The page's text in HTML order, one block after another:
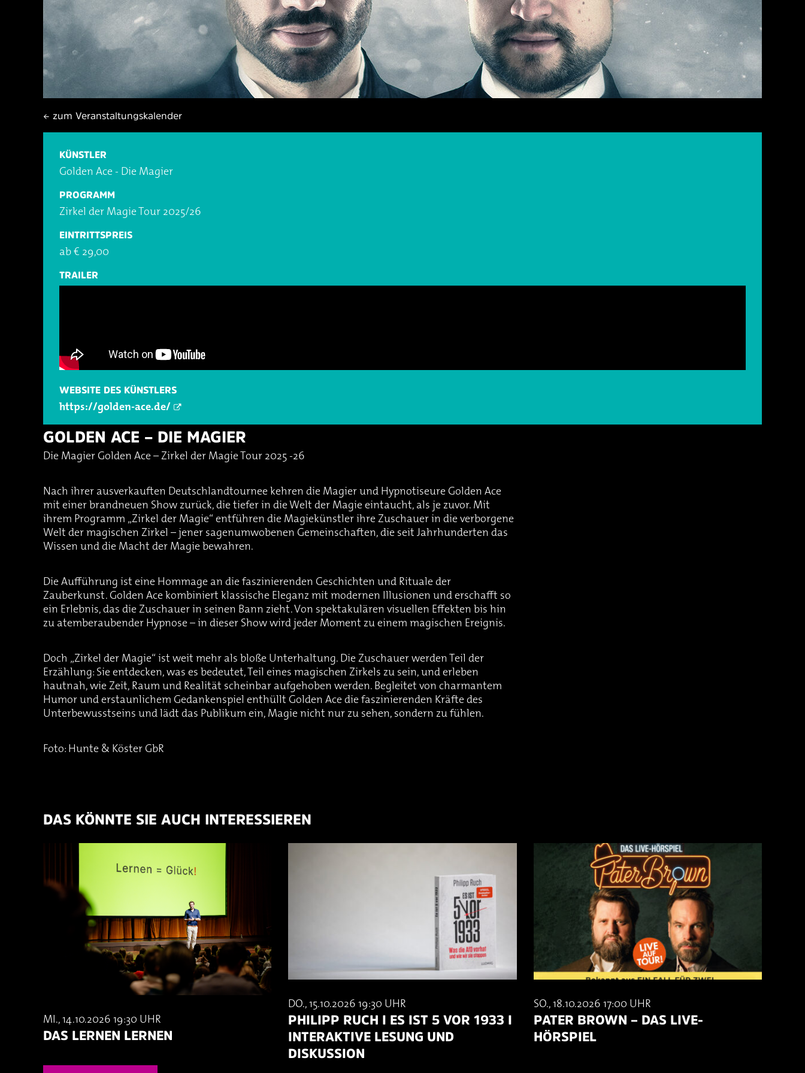
← zum Veranstaltungskalender
KÜNSTLER
Golden Ace - Die Magier
PROGRAMM
Zirkel der Magie Tour 2025/26
EINTRITTSPREIS
ab € 29,00
TRAILER
WEBSITE DES KÜNSTLERS
https://golden-ace.de/
GOLDEN ACE – DIE MAGIER
Die Magier Golden Ace – Zirkel der Magie Tour 2025 -26
Nach ihrer ausverkauften Deutschlandtournee kehren die Magier und Hypnotiseure Golden Ace
mit einer brandneuen Show zurück, die tiefer in die Welt der Magie eintaucht, als je zuvor. Mit
ihrem Programm „Zirkel der Magie“ entführen die Magiekünstler ihre Zuschauer in die verborgene
Welt der magischen Zirkel – jener sagenumwobenen Gemeinschaften, die seit Jahrhunderten das
Wissen und die Macht der Magie bewahren.
Die Aufführung ist eine Hommage an die faszinierenden Geschichten und Rituale der
Zauberkunst. Golden Ace kombiniert klassische Eleganz mit modernen Illusionen und erschafft so
ein Erlebnis, das die Zuschauer in seinen Bann zieht. Von spektakulären visuellen Effekten bis hin
zu atemberaubender Hypnose – in dieser Show wird jeder Moment zu einem magischen Ereignis.
Doch „Zirkel der Magie“ ist weit mehr als bloße Unterhaltung. Die Zuschauer werden Teil der
Erzählung: Sie entdecken, was es bedeutet, Teil eines magischen Zirkels zu sein, und erleben
hautnah, wie Zeit, Raum und Realität scheinbar aufgehoben werden. Begleitet von charmantem
Humor und erstaunlichem Gedankenspiel enthüllt Golden Ace die faszinierenden Kräfte des
Unterbewusstseins und lädt das Publikum ein, Magie nicht nur zu sehen, sondern zu fühlen.
Foto: Hunte & Köster GbR
DAS KÖNNTE SIE AUCH INTERESSIEREN
MI., 14.10.2026 19:30 UHR
DAS LERNEN LERNEN
DO., 15.10.2026 19:30 UHR
PHILIPP RUCH I ES IST 5 VOR 1933 I
INTERAKTIVE LESUNG UND
DISKUSSION
SO., 18.10.2026 17:00 UHR
PATER BROWN – DAS LIVE-
HÖRSPIEL